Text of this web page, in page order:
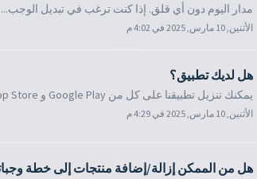
مدار اليوم دون أي قلق. إذا كنت ترغب في تبديل الوجب...
الأثنين, 10 مارس, 2025 في 4:02 م
هل لديك تطبيق؟
يمكنك تنزيل تطبيقنا على كل من Google Play و Apple App Store:
الأثنين, 10 مارس, 2025 في 4:29 م
هل من الممكن إزالة/إضافة منتجات إلى خطة